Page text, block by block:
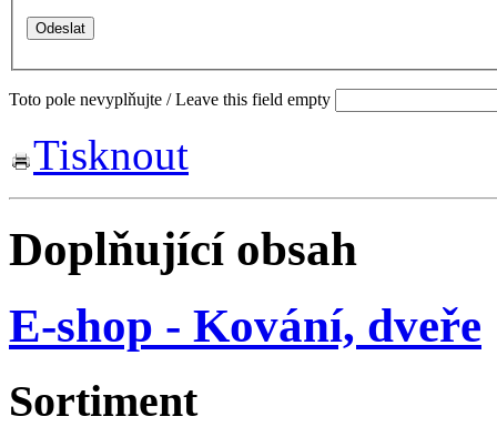
Toto pole nevyplňujte / Leave this field empty
Tisknout
Doplňující obsah
E-shop - Kování, dveře
Sortiment